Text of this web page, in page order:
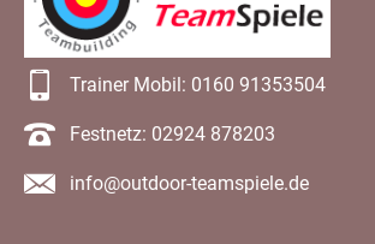
Trainer Mobil: 0160 91353504
Festnetz: 02924 878203
info@outdoor-teamspiele.de